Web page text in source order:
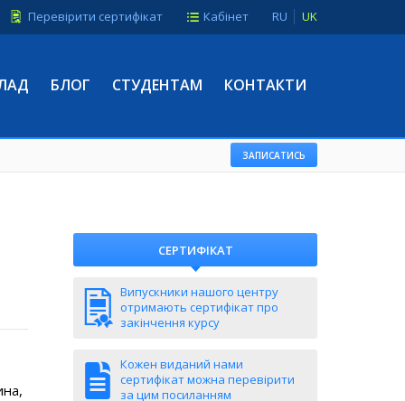
RU UK
Кабінет
Перевірити сертифікат
БЛОГ СТУДЕНТАМ КОНТАКТИ
ЗАПИСАТИСЬ
СЕРТИФІКАТ
Випускники нашого центру
отримають сертифікат про
закінчення курсу
Кожен виданий нами
сертифікат можна перевірити
за цим посиланням